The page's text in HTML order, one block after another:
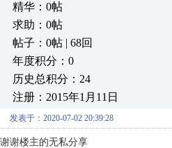
精华：0帖
求助：0帖
帖子：0帖 | 68回
年度积分：0
历史总积分：24
注册：2015年1月11日
发表于：2020-07-02 20:39:28
谢谢楼主的无私分享